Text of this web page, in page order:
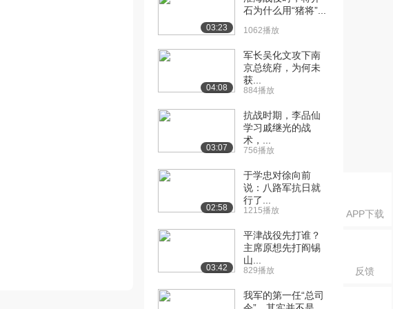
APP下载
反馈
03:23
石为什么用“猪将”...
1062播放
04:08
军长吴化文攻下南
京总统府，为何未
获...
884播放
03:07
抗战时期，李品仙
学习戚继光的战
术，...
756播放
02:58
于学忠对徐向前
说：八路军抗日就
行了...
1215播放
03:42
平津战役先打谁？
主席原想先打阎锡
山...
829播放
我军的第一任“总司